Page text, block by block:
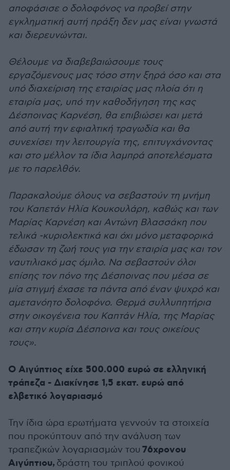
αποφάσισε ο δολοφόνος να προβεί στην
εγκληματική αυτή πράξη δεν μας είναι γνωστά
και διερευνώνται.
Θέλουμε να διαβεβαιώσουμε τους
εργαζόμενους μας τόσο στην ξηρά όσο και στα
υπό διαχείριση της εταιρίας μας πλοία ότι η
εταιρία μας, υπό την καθοδήγηση της κας
Δέσποινας Καρνέση, θα επιβιώσει και μετά
από αυτή την εφιαλτική τραγωδία και θα
συνεχίσει την λειτουργία της, επιτυγχάνοντας
και στο μέλλον τα ίδια λαμπρά αποτελέσματα
με το παρελθόν.
Παρακαλούμε όλους να σεβαστούν τη μνήμη
του Καπετάν Ηλία Κουκουλάρη, καθώς και των
Μαρίας Καρνέση και Αντώνη Βλασσάκη που
τελικά -κυριολεκτικά και όχι μόνο μεταφορικά
έδωσαν τη ζωή τους για την εταιρία μας και τον
ναυτιλιακό μας όμιλο. Να σεβαστούν όλοι
επίσης τον πόνο της Δέσποινας που μέσα σε
μία στιγμή έχασε τα πάντα από έναν ψυχρό και
αμετανόητο δολοφόνο. Θερμά συλλυπητήρια
στην οικογένεια του Καπτάν Ηλία, της Μαρίας
και στην κυρία Δέσποινα και τους οικείους
τους».
Ο Αιγύπτιος είχε 500.000 ευρώ σε ελληνική
τράπεζα - Διακίνησε 1,5 εκατ. ευρώ από
ελβετικό λογαριασμό
Την ίδια ώρα ερωτήματα γεννούν τα στοιχεία
που προκύπτουν από την ανάλυση των
τραπεζικών λογαριασμών του 76χρονου
Αιγύπτιου, δράστη του τριπλού φονικού